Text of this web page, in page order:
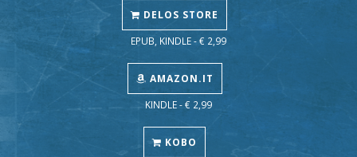
DELOS STORE
EPUB, KINDLE - € 2,99
AMAZON.IT
KINDLE - € 2,99
KOBO